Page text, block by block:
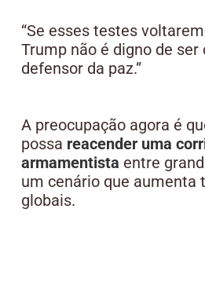
“Se esses testes
Trump não é digno de ser
defensor da paz.”
A preocupação agora é
possa reacender uma
armamentista entre
um cenário que aumenta
globais.